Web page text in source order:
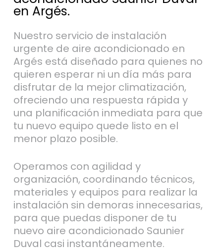
en Argés.
Nuestro servicio de instalación
urgente de aire acondicionado en
Argés está diseñado para quienes no
quieren esperar ni un día más para
disfrutar de la mejor climatización,
ofreciendo una respuesta rápida y
una planificación inmediata para que
tu nuevo equipo quede listo en el
menor plazo posible.
Operamos con agilidad y
organización, coordinando técnicos,
materiales y equipos para realizar la
instalación sin demoras innecesarias,
para que puedas disponer de tu
nuevo aire acondicionado Saunier
Duval casi instantáneamente.